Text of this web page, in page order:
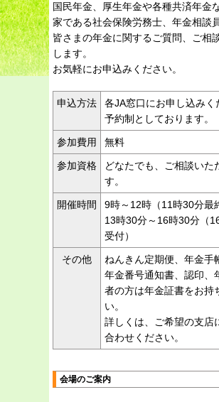
国民年金、厚生年金や各種共済年金
家である社会保険労務士、年金相談
皆さまの年金に関するご質問、ご相
します。
お気軽にお申込みください。
申込方法
各JA窓口にお申し込みく
予約制としております。
参加費用 無料
参加資格
どなたでも、ご相談いた
す。
開催時間
9時～12時（11時30分最
13時30分～16時30分（
受付）
その他
ねんきん定期便、年金手
年金番号通知書、認印、
者の方は年金証書をお持
い。
詳しくは、ご希望の支店
合わせください。
会場のご案内